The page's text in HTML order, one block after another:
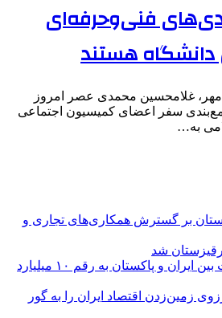
فنی‌وحرفه‌ای
دانشگاه هستند
مهر، غلامحسین محمدی عصر امروز
سفر اعضای کمیسیون اجتماعی
به…
بر گسترش همکاری‌های تجاری و
شد
افزایش حجم تجارت بین ایران و پاکستان به رقم ۱۰ میلیارد
زمین‌زدن اقتصاد ایران را به گور